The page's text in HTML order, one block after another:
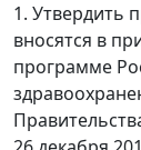
1. Утвердить
вносятся в
программе